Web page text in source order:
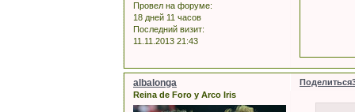
Провел на форуме:
18 дней 11 часов
Последний визит:
11.11.2013 21:43
Поделиться
albalonga
Reina de Foro y Arco Iris